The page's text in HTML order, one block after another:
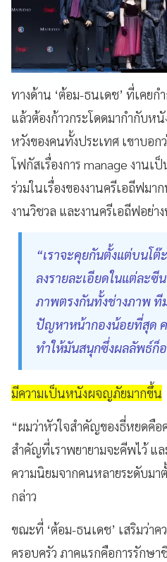
ทางด้าน ‘ต้อม-ธนเดช’ ที่เคยก
แล้วต้องก้าวกระโดดมากำกับห
หวังของคนทั้งประเทศ เขาบอ
โฟกัสเรื่องการ manage งาน
ร่วมในเรื่องของงานครีเอถีฟม
งานวิชวล และงานครีเอถีฟอย่า
“เราจะคุยกันตั้งแต่บนโ
ลงรายละเอียดในแต่ละซี
ภาพตรงกันทั้งช่างภาพ ที
ปัญหาหน้ากองน้อยที่สุด
ทำให้มันสนุกซึ่งผลลัพธ์ก็
มีความเป็นหนังผจญภัยมากขึ้น
“ผมว่าหัวใจสำคัญของธี่หยดคือ
สำคัญที่เราพยายามจะคีพไว้ แ
ความนิยมจากคนหลายระดับม
กล่าว
ขณะที่ ‘ต้อม-ธนเดช’ เสริมว่าค
ครอบครัว ภาคแรกคือการรักษา